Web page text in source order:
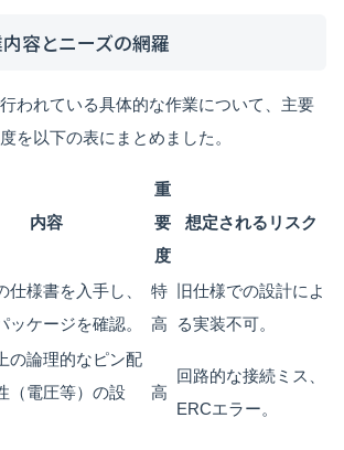
容とニーズの網羅
われている具体的な作業について、主要
を以下の表にまとめました。
内容
重
要
度
想定されるリスク
仕様書を入手し、
ッケージを確認。
特
高
旧仕様での設計によ
る実装不可。
の論理的なピン配
（電圧等）の設
高
回路的な接続ミス、
ERCエラー。